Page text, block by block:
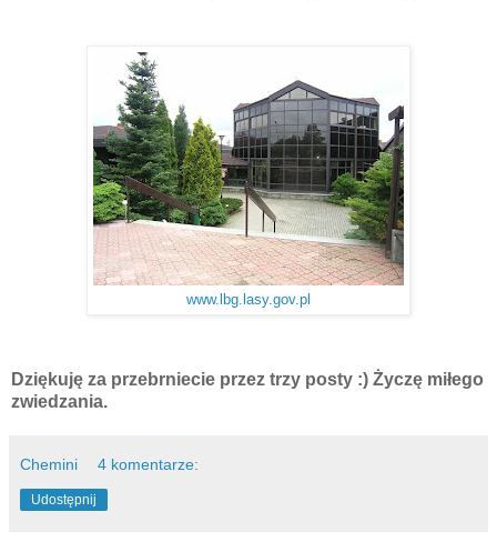
www.lbg.lasy.gov.pl
Dziękuję za przebrniecie przez trzy posty :) Życzę miłego
zwiedzania.
Chemini 4 komentarze:
Udostępnij